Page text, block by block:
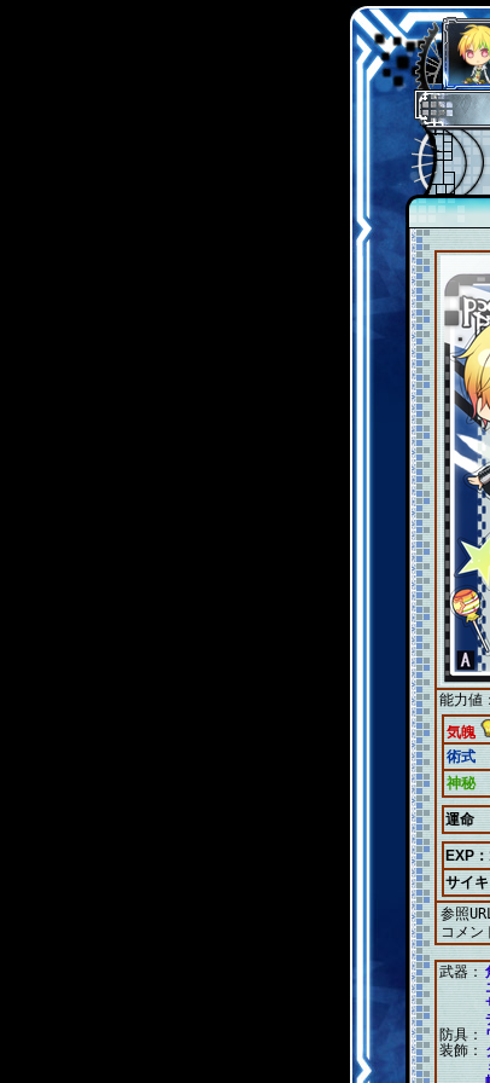
能力値
気魄
術式
神秘
運命
EXP
サイ
参照
コメン
武器：
防具：
装飾：